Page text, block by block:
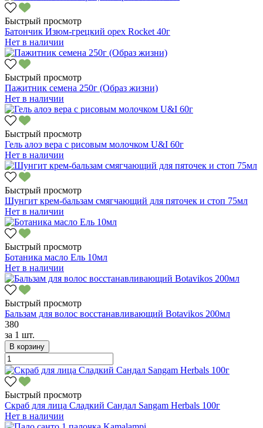
Быстрый просмотр
Батончик Изюм-грецкий орех Rocket 40г
Нет в наличии
Быстрый просмотр
Пажитник семена 250г (Образ жизни)
Нет в наличии
Быстрый просмотр
Гель алоэ вера с рисовым молочком U&I 60г
Нет в наличии
Быстрый просмотр
Шунгит крем-бальзам смягчающий для пяточек и стоп 75мл
Нет в наличии
Быстрый просмотр
Ботаника масло Ель 10мл
Нет в наличии
Быстрый просмотр
Бальзам для волос восстанавливающий Botavikos 200мл
380
за 1 шт.
В корзину
Быстрый просмотр
Скраб для лица Сладкий Сандал Sangam Herbals 100г
Нет в наличии